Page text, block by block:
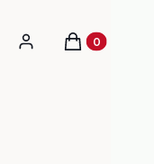
Noktowizja i
Zaloguj sięProdukty w
Koszyk